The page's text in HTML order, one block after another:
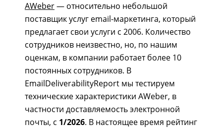
AWeber— относительно небольшой
поставщик услуг email-маркетинга, который
предлагает свои услуги с 2006. Количество
сотрудников неизвестно, но, по нашим
оценкам, в компании работает более 10
постоянных сотрудников. В
EmailDeliverabilityReport мы тестируем
технические характеристики AWeber, в
частности доставляемость электронной
почты, с 1/2026. В настоящее время рейтинг